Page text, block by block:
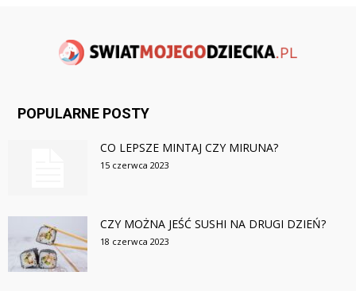
POPULARNE POSTY
CO LEPSZE MINTAJ CZY MIRUNA?
15 czerwca 2023
CZY MOŻNA JEŚĆ SUSHI NA DRUGI DZIEŃ?
18 czerwca 2023